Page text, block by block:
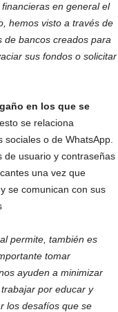
en general el
hemos visto a través de
bancos creados para
sus fondos o solicitar
en los que se
se relaciona
o de WhatsApp.
de usuario y contraseñas
una vez que
se comunican con sus
permite, también es
tomar
ayuden a minimizar
por educar y
los desafíos que se